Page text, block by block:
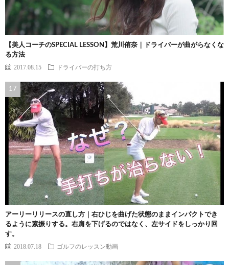
【美人コーチのSPECIAL LESSON】荒川侑奈｜ドライバーが曲がらなくな
る方法
2017.08.15 ドライバーの打ち方
アーリーリリースの直し方｜右ひじを曲げた状態のままインパクトでき
るように素振りする。右肩を下げるのではなく、左サイドをしっかり回
す。
2018.07.18 ゴルフのレッスン動画